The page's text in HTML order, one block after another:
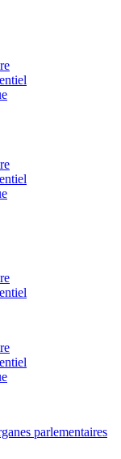
parlementaires